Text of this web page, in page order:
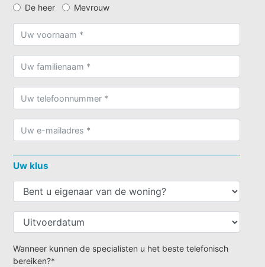
De heer Mevrouw
Uw klus
Wanneer kunnen de specialisten u het beste telefonisch
bereiken?*